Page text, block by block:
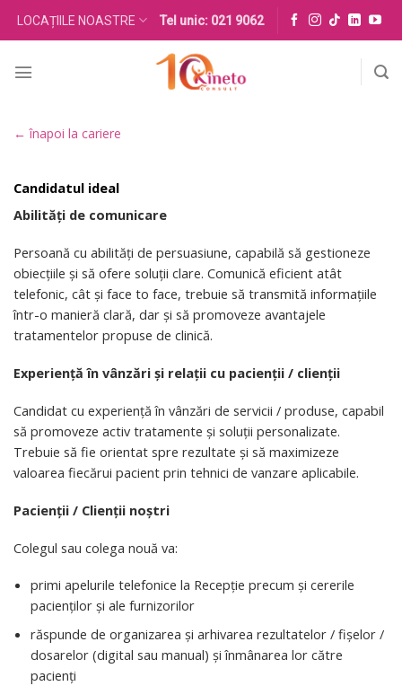
LOCAȚIILE NOASTRE Tel unic: 021 9062
← înapoi la cariere
Candidatul ideal
Abilități de comunicare
Persoană cu abilități de persuasiune, capabilă să gestioneze
obiecțiile și să ofere soluții clare. Comunică eficient atât
telefonic, cât și face to face, trebuie să transmită informațiile
într-o manieră clară, dar și să promoveze avantajele
tratamentelor propuse de clinică.
Experiență în vânzări și relații cu pacienții / clienții
Candidat cu experiență în vânzări de servicii / produse, capabil
să promoveze activ tratamente și soluții personalizate.
Trebuie să fie orientat spre rezultate și să maximizeze
valoarea fiecărui pacient prin tehnici de vanzare aplicabile.
Pacienții / Clienții noștri
Colegul sau colega nouă va:
primi apelurile telefonice la Recepție precum și cererile
pacienților și ale furnizorilor
răspunde de organizarea și arhivarea rezultatelor / fișelor /
dosarelor (digital sau manual) și înmânarea lor către
pacienți